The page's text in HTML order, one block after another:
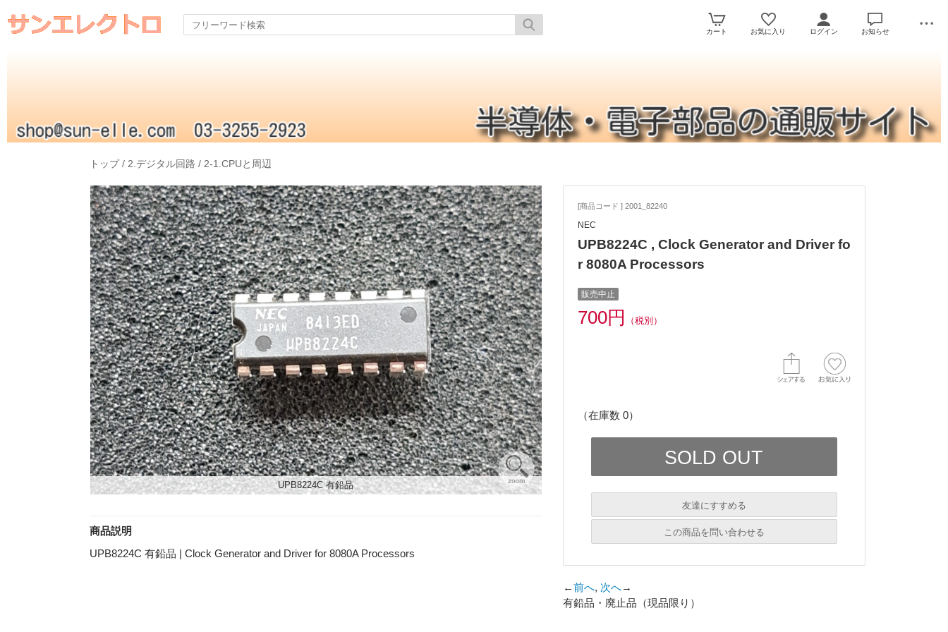
カート お気に入り ログイン お知らせ
トップ/ 2.デジタル回路 / 2-1.CPUと周辺
UPB8224C 有鉛品
商品説明
UPB8224C 有鉛品 | Clock Generator and Driver for 8080A Processors
[商品コード ] 2001_82240
NEC
UPB8224C , Clock Generator and Driver fo
r 8080A Processors
販売中止
700円 （税別）
（在庫数 0）
友達にすすめる
必須
この商品を問い合わせる
←前へ, 次へ→
有鉛品・廃止品（現品限り）